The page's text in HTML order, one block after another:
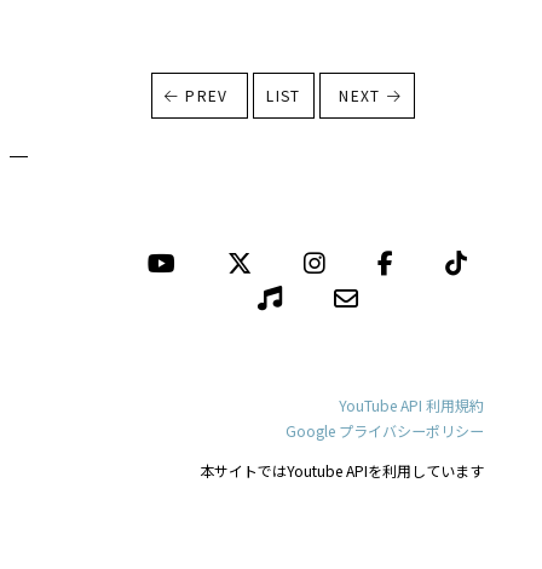
PREV LIST NEXT
YouTube API 利用規約
Google プライバシーポリシー
本サイトではYoutube APIを利用しています